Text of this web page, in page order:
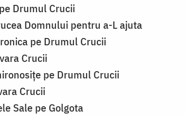
Drumul Crucii
Domnului pentru a-L ajuta
pe Drumul Crucii
Crucii
pe Drumul Crucii
Crucii
Sale pe Golgota